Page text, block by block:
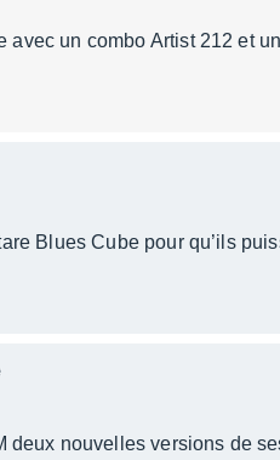
un combo Artist 212 et
Blues Cube pour qu’ils
deux nouvelles versions de